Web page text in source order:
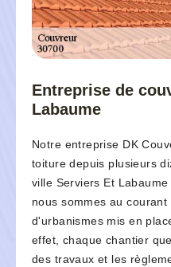
Entreprise de
Labaume
Notre entreprise DK
toiture depuis plusieurs
ville Serviers Et
nous sommes au
d'urbanismes mis en
effet, chaque chantier
des travaux et les